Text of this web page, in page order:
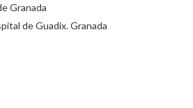
Granada
de Guadix. Granada